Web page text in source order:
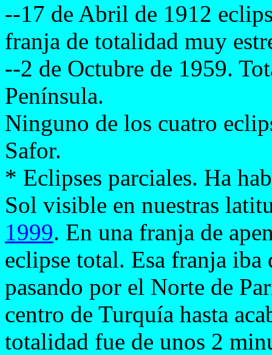
--17 de Abril de 1912
franja de totalidad muy
--2 de Octubre de 1959.
Península.
Ninguno de los cuatro
Safor.
* Eclipses parciales. Ha
Sol visible en nuestras
1999. En una franja de
eclipse total. Esa franja iba
pasando por el Norte de
centro de Turquía hasta
totalidad fue de unos 2